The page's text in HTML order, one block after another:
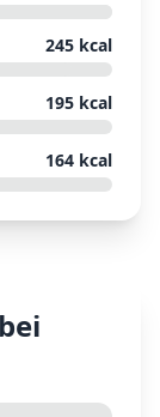
245 kcal
195 kcal
164 kcal